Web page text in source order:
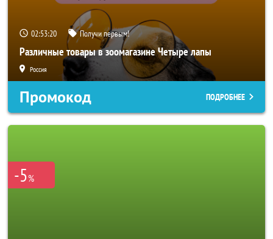
02:53:18 Получи первым!
Различные товары в зоомагазине Четыре лапы
Россия
Промокод ПОДРОБНЕЕ
-5%